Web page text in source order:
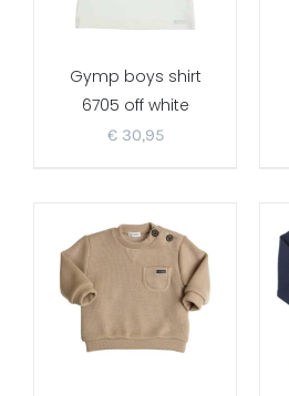
Gymp boys shirt
6705 off white
€30,95